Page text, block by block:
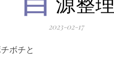
2023-02-17
ボチと